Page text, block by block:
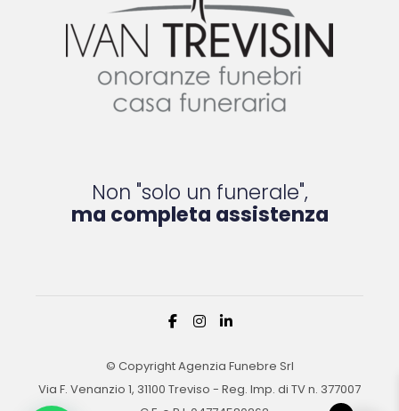
Non "solo un funerale",
ma completa assistenza
© Copyright Agenzia Funebre Srl
Via F. Venanzio 1, 31100 Treviso - Reg. Imp. di TV n. 377007